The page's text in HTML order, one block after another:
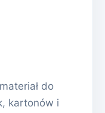
do
kartonów i